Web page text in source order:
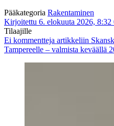
Pääkategoria Rakentaminen
Kirjoitettu 6. elokuuta 2026, 8:32
Tilaajille
Ei kommentteja artikkeliin
Tampereelle – valmista keväällä